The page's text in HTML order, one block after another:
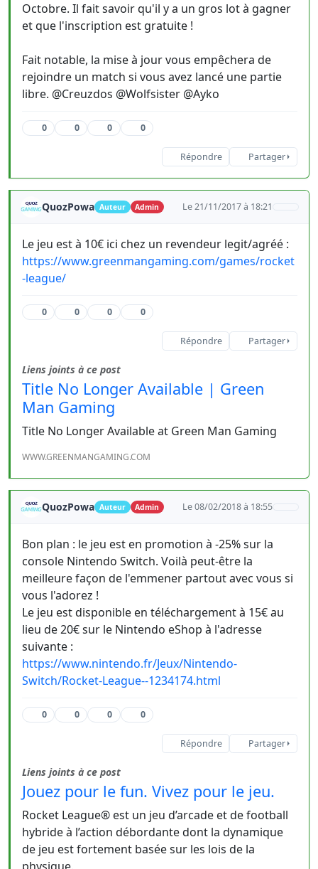
Octobre. Il fait savoir qu'il y a un gros lot à gagner
et que l'inscription est gratuite !
Fait notable, la mise à jour vous empêchera de
rejoindre un match si vous avez lancé une partie
libre. @Creuzdos @Wolfsister @Ayko
0 0 0 0
Répondre Partager
QuozPowa Auteur Admin Le 21/11/2017 à 18:21
Le jeu est à 10€ ici chez un revendeur legit/agréé :
https://www.greenmangaming.com/games/rocket
-league/
0 0 0 0
Répondre Partager
Liens joints à ce post
Title No Longer Available | Green
Man Gaming
Title No Longer Available at Green Man Gaming
WWW.GREENMANGAMING.COM
QuozPowa Auteur Admin Le 08/02/2018 à 18:55
Bon plan : le jeu est en promotion à -25% sur la
console Nintendo Switch. Voilà peut-être la
meilleure façon de l'emmener partout avec vous si
vous l'adorez !
Le jeu est disponible en téléchargement à 15€ au
lieu de 20€ sur le Nintendo eShop à l'adresse
suivante :
https://www.nintendo.fr/Jeux/Nintendo-
Switch/Rocket-League--1234174.html
0 0 0 0
Répondre Partager
Liens joints à ce post
Jouez pour le fun. Vivez pour le jeu.
Rocket League® est un jeu d’arcade et de football
hybride à l’action débordante dont la dynamique
de jeu est fortement basée sur les lois de la